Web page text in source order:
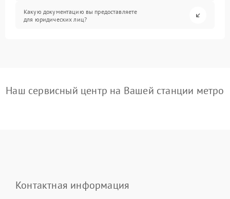
Какую документацию вы предоставляете
для юридических лиц?
Наш сервисный центр на Вашей станции метро
Контактная информация